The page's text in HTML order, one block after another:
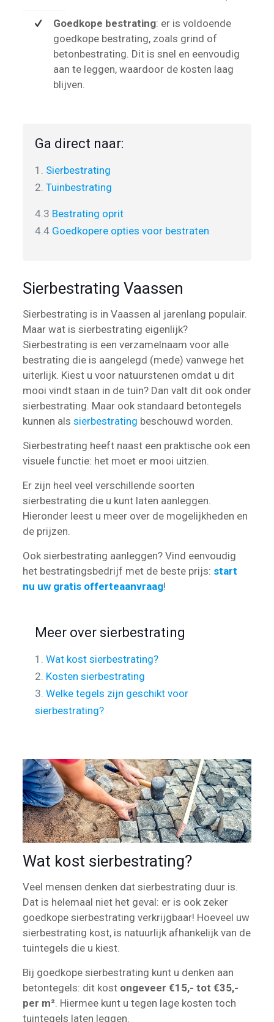
Goedkope bestrating: er is voldoende
goedkope bestrating, zoals grind of
betonbestrating. Dit is snel en eenvoudig
aan te leggen, waardoor de kosten laag
blijven.
Ga direct naar:
1. Sierbestrating
2. Tuinbestrating
4.3 Bestrating oprit
4.4 Goedkopere opties voor bestraten
Sierbestrating Vaassen
Sierbestrating is in Vaassen al jarenlang populair.
Maar wat is sierbestrating eigenlijk?
Sierbestrating is een verzamelnaam voor alle
bestrating die is aangelegd (mede) vanwege het
uiterlijk. Kiest u voor natuurstenen omdat u dit
mooi vindt staan in de tuin? Dan valt dit ook onder
sierbestrating. Maar ook standaard betontegels
kunnen als sierbestrating beschouwd worden.
Sierbestrating heeft naast een praktische ook een
visuele functie: het moet er mooi uitzien.
Er zijn heel veel verschillende soorten
sierbestrating die u kunt laten aanleggen.
Hieronder leest u meer over de mogelijkheden en
de prijzen.
Ook sierbestrating aanleggen? Vind eenvoudig
het bestratingsbedrijf met de beste prijs: start
nu uw gratis offerteaanvraag!
Meer over sierbestrating
1. Wat kost sierbestrating?
2. Kosten sierbestrating
3. Welke tegels zijn geschikt voor
sierbestrating?
Wat kost sierbestrating?
Veel mensen denken dat sierbestrating duur is.
Dat is helemaal niet het geval: er is ook zeker
goedkope sierbestrating verkrijgbaar! Hoeveel uw
sierbestrating kost, is natuurlijk afhankelijk van de
tuintegels die u kiest.
Bij goedkope sierbestrating kunt u denken aan
betontegels: dit kost ongeveer €15,- tot €35,-
per m². Hiermee kunt u tegen lage kosten toch
tuintegels laten leggen.